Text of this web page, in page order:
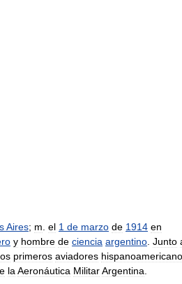
Aires; m el 1 de marzo de 1914 en
y hombre de ciencia argentino Junto
primeros aviadores
la Aeronáutica MilitarArgentina